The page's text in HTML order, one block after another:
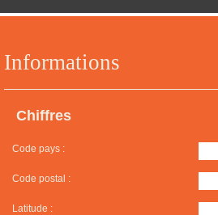
Informations
Chiffres
Code pays :
Code postal :
Latitude :